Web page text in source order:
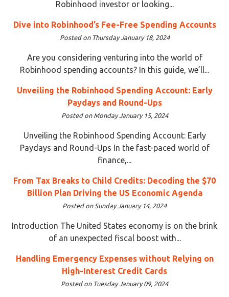
Robinhood investor or looking...
Dive into Robinhood’s Fee-Free Spending Accounts
Posted on Thursday January 18, 2024
Are you considering venturing into the world of
Robinhood spending accounts? In this guide, we’ll...
Unveiling the Robinhood Spending Account: Early
Paydays and Round-Ups
Posted on Monday January 15, 2024
Unveiling the Robinhood Spending Account: Early
Paydays and Round-Ups In the fast-paced world of
finance,...
From Tax Breaks to Child Credits: Decoding the $70
Billion Plan Driving the US Economic Agenda
Posted on Sunday January 14, 2024
Introduction The United States economy is on the brink
of an unexpected fiscal boost with...
Handling Emergency Expenses without Relying on
High-Interest Credit Cards
Posted on Tuesday January 09, 2024